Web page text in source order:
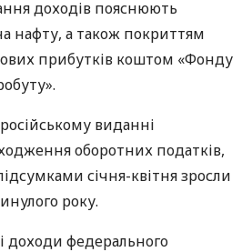
доходів пояснюють
нафту, а також покриттям
прибутків коштом «Фонду
виданні
оборотних податків,
січня-квітня зросли
року.
доходи федерального